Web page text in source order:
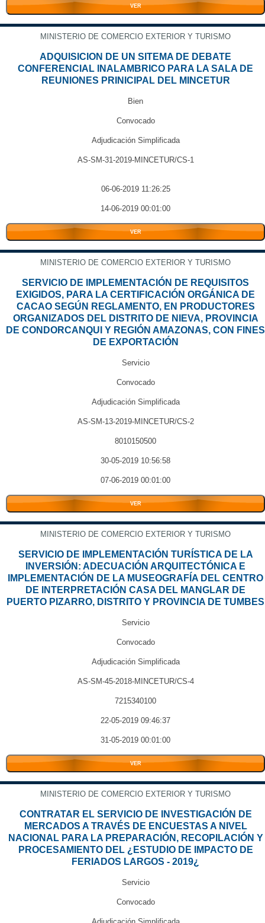
VER
MINISTERIO DE COMERCIO EXTERIOR Y TURISMO
ADQUISICION DE UN SITEMA DE DEBATE
CONFERENCIAL INALAMBRICO PARA LA SALA DE
REUNIONES PRINICIPAL DEL MINCETUR
Bien
Convocado
Adjudicación Simplificada
AS-SM-31-2019-MINCETUR/CS-1
06-06-2019 11:26:25
14-06-2019 00:01:00
VER
MINISTERIO DE COMERCIO EXTERIOR Y TURISMO
SERVICIO DE IMPLEMENTACIÓN DE REQUISITOS
EXIGIDOS, PARA LA CERTIFICACIÓN ORGÁNICA DE
CACAO SEGÚN REGLAMENTO, EN PRODUCTORES
ORGANIZADOS DEL DISTRITO DE NIEVA, PROVINCIA
DE CONDORCANQUI Y REGIÓN AMAZONAS, CON FINES
DE EXPORTACIÓN
Servicio
Convocado
Adjudicación Simplificada
AS-SM-13-2019-MINCETUR/CS-2
8010150500
30-05-2019 10:56:58
07-06-2019 00:01:00
VER
MINISTERIO DE COMERCIO EXTERIOR Y TURISMO
SERVICIO DE IMPLEMENTACIÓN TURÍSTICA DE LA
INVERSIÓN: ADECUACIÓN ARQUITECTÓNICA E
IMPLEMENTACIÓN DE LA MUSEOGRAFÍA DEL CENTRO
DE INTERPRETACIÓN CASA DEL MANGLAR DE
PUERTO PIZARRO, DISTRITO Y PROVINCIA DE TUMBES
Servicio
Convocado
Adjudicación Simplificada
AS-SM-45-2018-MINCETUR/CS-4
7215340100
22-05-2019 09:46:37
31-05-2019 00:01:00
VER
MINISTERIO DE COMERCIO EXTERIOR Y TURISMO
CONTRATAR EL SERVICIO DE INVESTIGACIÓN DE
MERCADOS A TRAVÉS DE ENCUESTAS A NIVEL
NACIONAL PARA LA PREPARACIÓN, RECOPILACIÓN Y
PROCESAMIENTO DEL ¿ESTUDIO DE IMPACTO DE
FERIADOS LARGOS - 2019¿
Servicio
Convocado